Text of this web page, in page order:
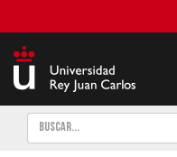
Buscar